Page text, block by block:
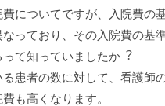
費についてですが、⼊院費の
なっており、その⼊院費の基
って知っていましたか︖
る患者の数に対して、看護師
も⾼くなります。